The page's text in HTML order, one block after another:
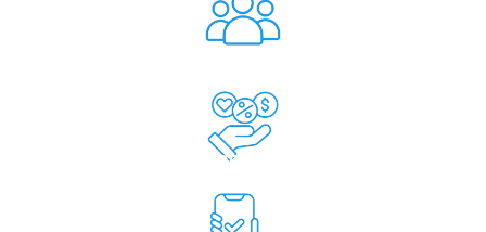
Beneficios